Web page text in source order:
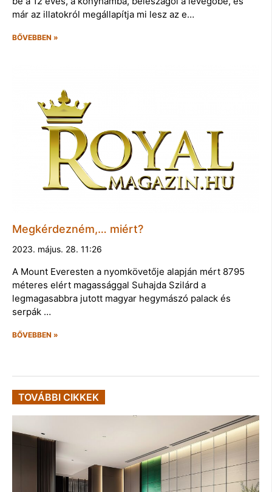
már az illatokról megállapítja mi lesz az e…
BŐVEBBEN »
Megkérdezném,… miért?
2023. május. 28. 11:26
A Mount Everesten a nyomkövetője alapján mért 8795
méteres elért magassággal Suhajda Szilárd a
legmagasabbra jutott magyar hegymászó palack és
serpák …
BŐVEBBEN »
TOVÁBBI CIKKEK